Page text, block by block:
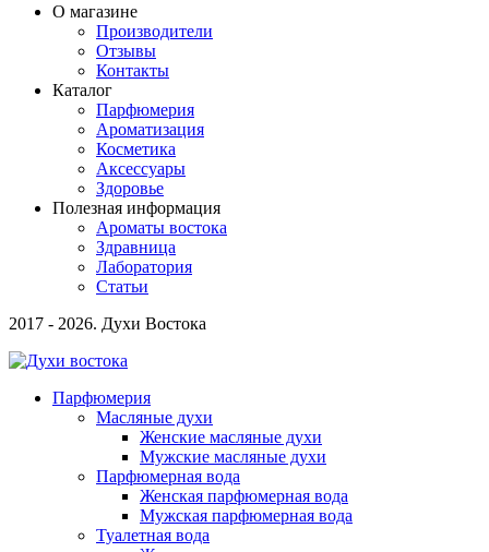
О магазине
Производители
Отзывы
Контакты
Каталог
Парфюмерия
Ароматизация
Косметика
Аксессуары
Здоровье
Полезная информация
Ароматы востока
Здравница
Лаборатория
Статьи
2017 - 2026. Духи Востока
Парфюмерия
Масляные духи
Женские масляные духи
Мужские масляные духи
Парфюмерная вода
Женская парфюмерная вода
Мужская парфюмерная вода
Туалетная вода